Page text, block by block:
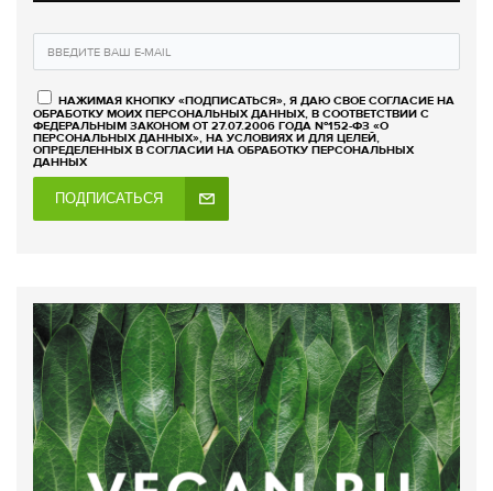
НАЖИМАЯ КНОПКУ «ПОДПИСАТЬСЯ», Я ДАЮ СВОЕ СОГЛАСИЕ НА
ОБРАБОТКУ МОИХ ПЕРСОНАЛЬНЫХ ДАННЫХ, В СООТВЕТСТВИИ С
ФЕДЕРАЛЬНЫМ ЗАКОНОМ ОТ 27.07.2006 ГОДА №152-ФЗ «О
ПЕРСОНАЛЬНЫХ ДАННЫХ», НА УСЛОВИЯХ И ДЛЯ ЦЕЛЕЙ,
ОПРЕДЕЛЕННЫХ В СОГЛАСИИ НА ОБРАБОТКУ ПЕРСОНАЛЬНЫХ
ДАННЫХ
ПОДПИСАТЬСЯ